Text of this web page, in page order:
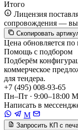
Итого
Лицензия
сопровождения —
Скопировать
Цена обновляется
Помощь с подбором
Подберём
коммерческое
для тендера.
+7 (495) 008-93-65
Пн–Пт · 9:00–18:00
Написать в
M
Запросить КП с